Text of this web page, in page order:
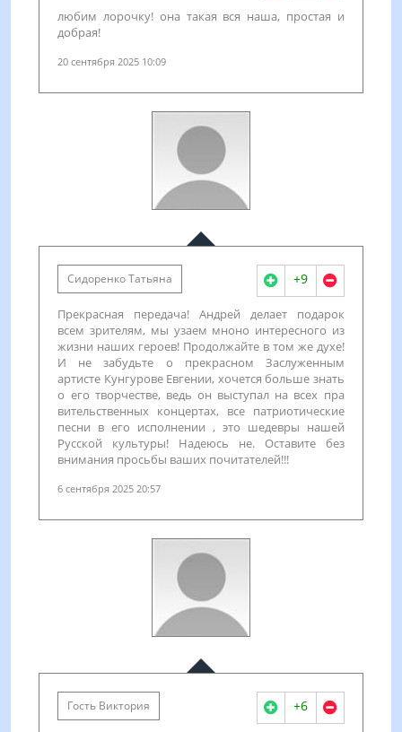
любим лорочку! она такая вся наша, простая и
добрая!
20 сентября 2025 10:09
Сидоренко Татьяна +9
Прекрасная передача! Андрей делает подарок
всем зрителям, мы узаем мноно интересного из
жизни наших героев! Продолжайте в том же духе!
И не забудьте о прекрасном Заслуженным
артисте Кунгурове Евгении, хочется больше знать
о его творчестве, ведь он выступал на всех пра
вительственных концертах, все патриотические
песни в его исполнении , это шедевры нашей
Русской культуры! Надеюсь не. Оставите без
внимания просьбы ваших почитателей!!!
6 сентября 2025 20:57
Гость Виктория +6